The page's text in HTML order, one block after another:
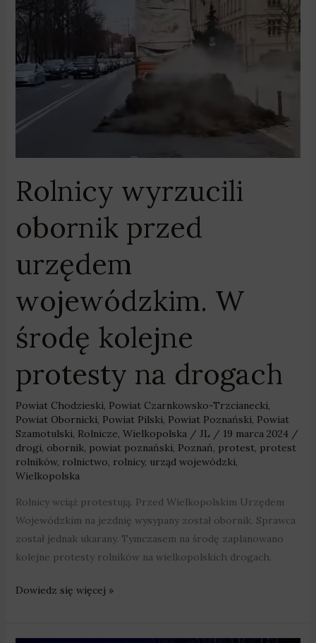
Rolnicy wyrzucili
obornik przed
urzędem
wojewódzkim. W
środę kolejne
protesty na drogach
Powiat Chodzieski, Powiat Czarnkowsko-Trzcianecki,
Powiat Obornicki, Powiat Pilski, Powiat Poznański, Powiat
Szamotulski, Rolnicze, Wielkopolska/ JL / 19 marca 2024 /
drogi, obornik, powiat poznański, Poznań, protest, protest
rolników, rolnictwo, rolnicy, urząd wojewódzki,
Wielkopolska
Rolnicy wciąż protestują. Przed Wielkopolskim Urzędem
Wojewódzkim na jezdnię wysypany został obornik. Sprawca
został jednak ukarany. Tymczasem na środę zaplanowano
kolejne protesty rolników na wielkopolskich drogach.
przed
urzędem
wojewódzkim.
W
środę
protesty
Dowiedz się więcej »